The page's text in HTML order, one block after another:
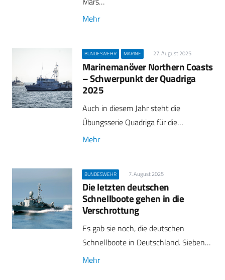
Mehr
BUNDESWEHR MARINE 27. August 2025
Marinemanöver Northern Coasts
– Schwerpunkt der Quadriga
2025
Auch in diesem Jahr steht die
Übungsserie Quadriga für die…
Mehr
BUNDESWEHR 7. August 2025
Die letzten deutschen
Schnellboote gehen in die
Verschrottung
Es gab sie noch, die deutschen
Schnellboote in Deutschland. Sieben…
Mehr